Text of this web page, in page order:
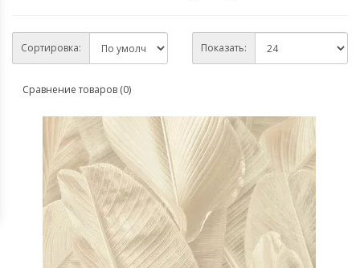
Сортировка: Показать:
Сравнение товаров (0)